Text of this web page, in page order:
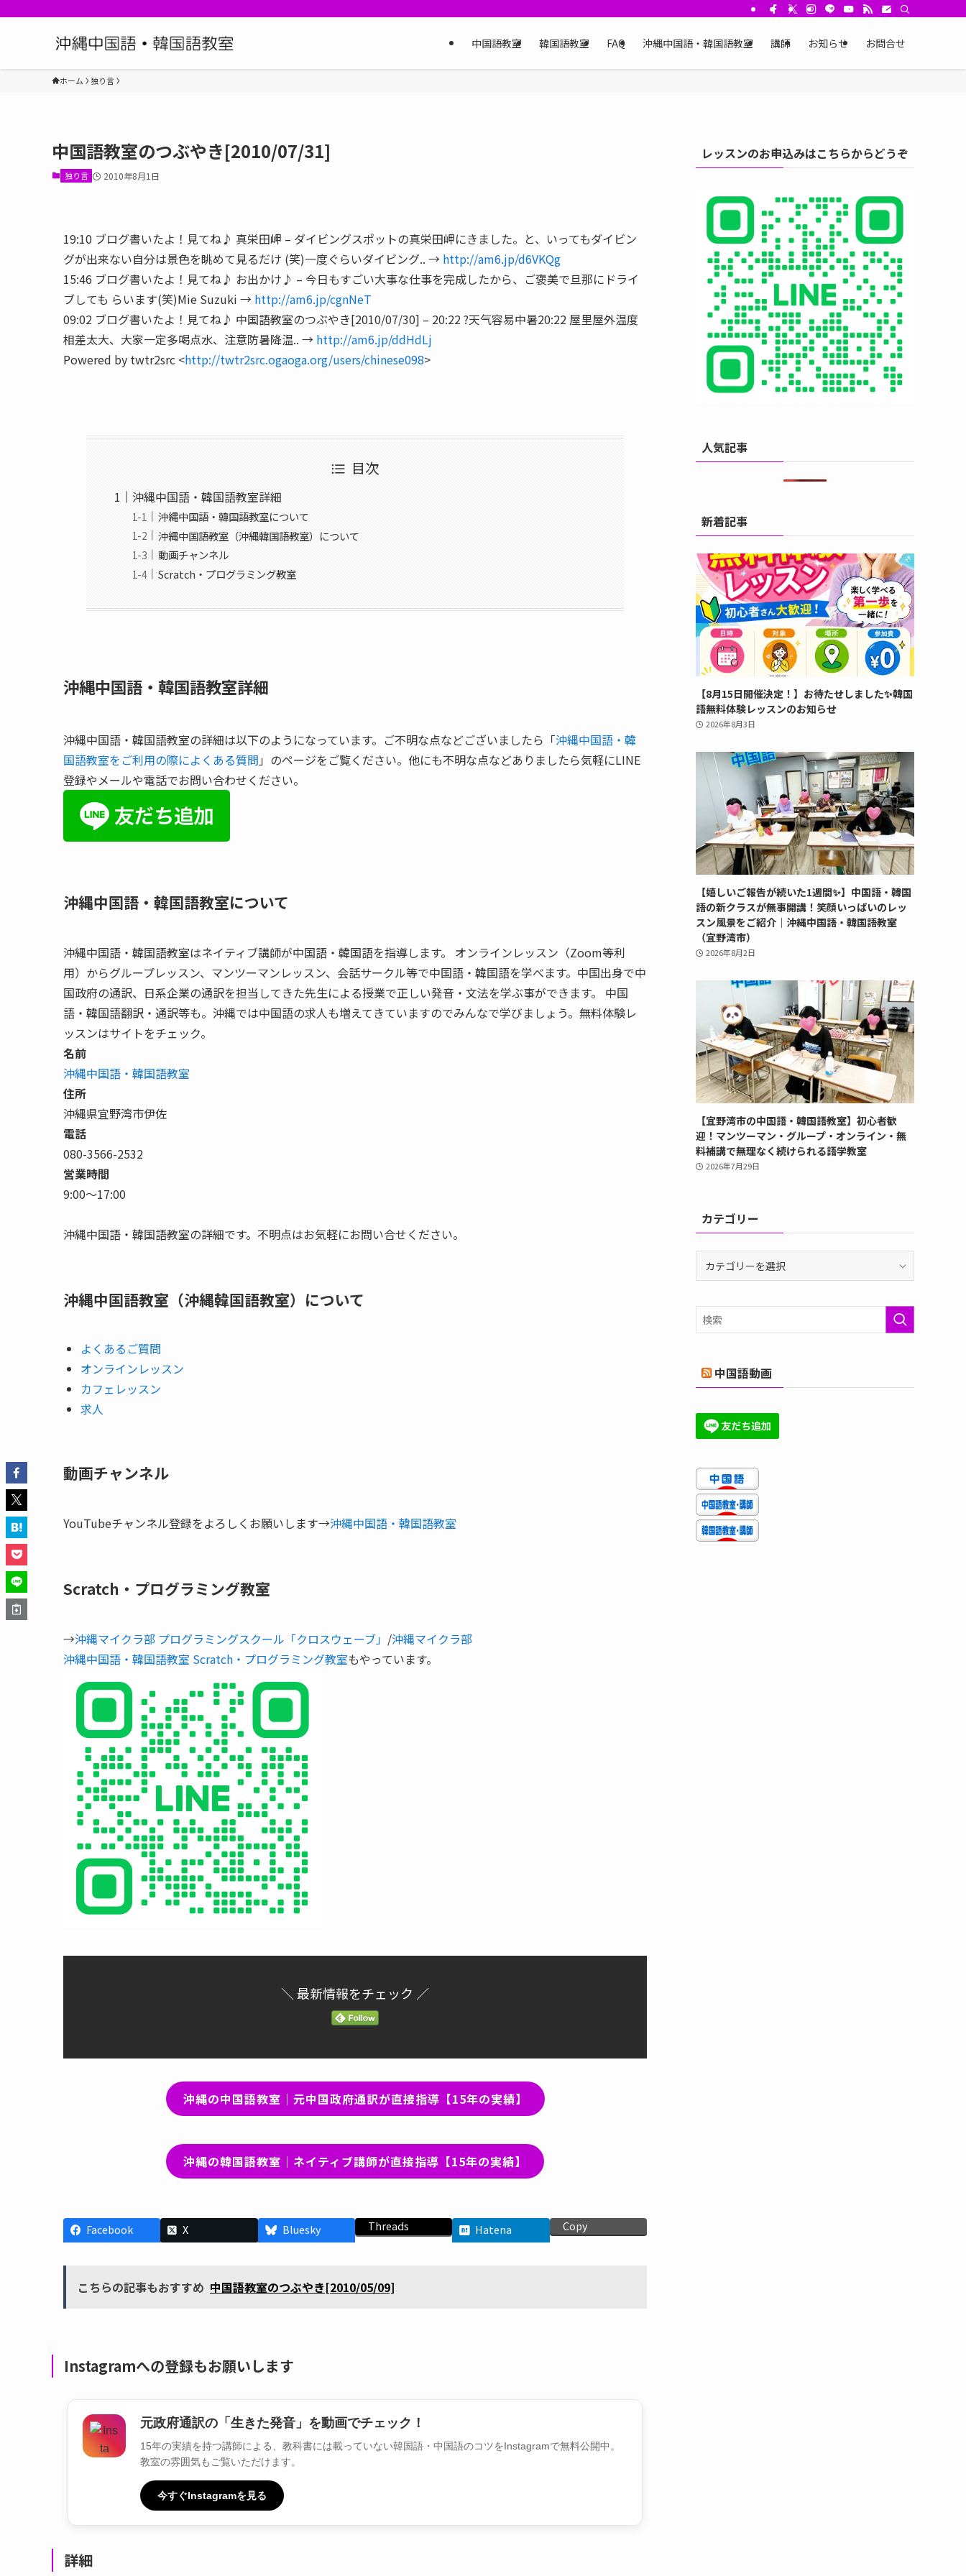
中国語教室 韓国語教室 FAQ 沖縄中国語・韓国語教室 講師 お知らせ お問合せ
ホーム 独り言
中国語教室のつぶやき[2010/07/31]
独り言 2010年8月1日
19:10 ブログ書いたよ！見てね♪ 真栄田岬 – ダイビングスポットの真栄田岬にきました。と、いってもダイビン
グが出来ない自分は景色を眺めて見るだけ (笑)一度ぐらいダイビング.. → http://am6.jp/d6VKQg
15:46 ブログ書いたよ！見てね♪ お出かけ♪ – 今日もすごい大事な仕事を完成したから、ご褒美で旦那にドライ
ブしても らいます(笑)Mie Suzuki → http://am6.jp/cgnNeT
09:02 ブログ書いたよ！見てね♪ 中国語教室のつぶやき[2010/07/30] – 20:22 ?天气容易中暑20:22 屋里屋外温度
相差太大、大家一定多喝点水、注意防暑降温.. → http://am6.jp/ddHdLj
Powered by twtr2src <http://twtr2src.ogaoga.org/users/chinese098>
目次
沖縄中国語・韓国語教室詳細
沖縄中国語・韓国語教室について
沖縄中国語教室（沖縄韓国語教室）について
動画チャンネル
Scratch・プログラミング教室
沖縄中国語・韓国語教室詳細
沖縄中国語・韓国語教室の詳細は以下のようになっています。ご不明な点などございましたら「沖縄中国語・韓
国語教室をご利用の際によくある質問 」のページをご覧ください。他にも不明な点などありましたら気軽にLINE
登録やメールや電話でお問い合わせください。
沖縄中国語・韓国語教室について
沖縄中国語・韓国語教室はネイティブ講師が中国語・韓国語を指導します。 オンラインレッスン（Zoom等利
用）からグループレッスン、マンツーマンレッスン、会話サークル等で中国語・韓国語を学べます。中国出身で中
国政府の通訳、日系企業の通訳を担当してきた先生による授業で正しい発音・文法を学ぶ事ができます。 中国
語・韓国語翻訳・通訳等も。沖縄では中国語の求人も増えてきていますのでみんなで学びましょう。無料体験レ
ッスンはサイトをチェック。
名前
沖縄中国語・韓国語教室
住所
沖縄県宜野湾市伊佐
電話
080-3566-2532
営業時間
9:00〜17:00
沖縄中国語・韓国語教室の詳細です。不明点はお気軽にお問い合せください。
沖縄中国語教室（沖縄韓国語教室）について
よくあるご質問
オンラインレッスン
カフェレッスン
求人
動画チャンネル
YouTubeチャンネル登録をよろしくお願いします→沖縄中国語・韓国語教室
Scratch・プログラミング教室
→沖縄マイクラ部 プログラミングスクール「クロスウェーブ」 /沖縄マイクラ部
沖縄中国語・韓国語教室 Scratch・プログラミング教室もやっています。
＼ 最新情報をチェック ／
沖縄の中国語教室｜元中国政府通訳が直接指導【15年の実績】
沖縄の韓国語教室｜ネイティブ講師が直接指導【15年の実績】
Facebook X Bluesky Threads Hatena Copy
こちらの記事もおすすめ 中国語教室のつぶやき[2010/05/09]
Instagramへの登録もお願いします
元政府通訳の「生きた発音」を動画でチェック！
15年の実績を持つ講師による、教科書には載っていない韓国語・中国語のコツをInstagramで無料公開中。
教室の雰囲気もご覧いただけます。
今すぐInstagramを見る
詳細
レッスンのお申込みはこちらからどうぞ
人気記事
新着記事
【8月15日開催決定！】お待たせしました✨韓国
語無料体験レッスンのお知らせ
2026年8月3日
【嬉しいご報告が続いた1週間✨】中国語・韓国
語の新クラスが無事開講！笑顔いっぱいのレッ
スン風景をご紹介｜沖縄中国語・韓国語教室
（宜野湾市）
2026年8月2日
【宜野湾市の中国語・韓国語教室】初心者歓
迎！マンツーマン・グループ・オンライン・無
料補講で無理なく続けられる語学教室
2026年7月29日
カテゴリー
リ
ー
中国語動画